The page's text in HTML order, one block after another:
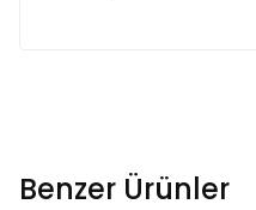
Benzer Ürünler